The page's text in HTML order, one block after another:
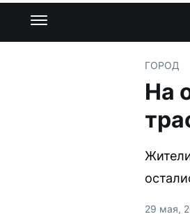
ГОРОД
На
29 мая,